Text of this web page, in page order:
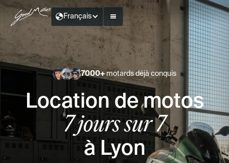
Français
7000+ motards déjà conquis
Location de motos
7 jours sur 7
à Lyon